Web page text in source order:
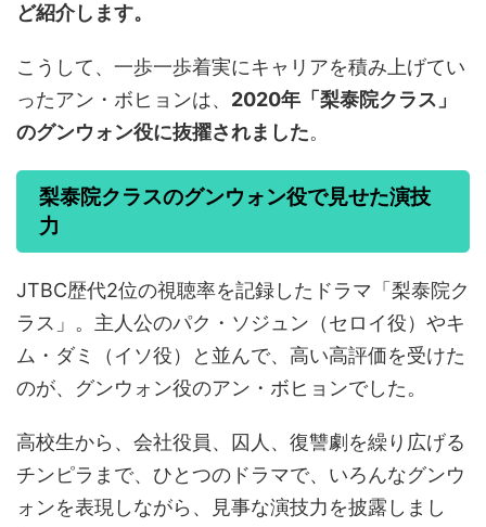
ど紹介します。
こうして、一歩一歩着実にキャリアを積み上げてい
ったアン・ボヒョンは、 2020年「梨泰院クラス」
のグンウォン役に抜擢されました。
梨泰院クラスのグンウォン役で見せた演技
力
JTBC歴代2位の視聴率を記録したドラマ「梨泰院ク
ラス」。主人公のパク・ソジュン（セロイ役）やキ
ム・ダミ（イソ役）と並んで、高い高評価を受けた
のが、グンウォン役のアン・ボヒョンでした。
高校生から、会社役員、囚人、復讐劇を繰り広げる
チンピラまで、ひとつのドラマで、いろんなグンウ
ォンを表現しながら、見事な演技力を披露しまし